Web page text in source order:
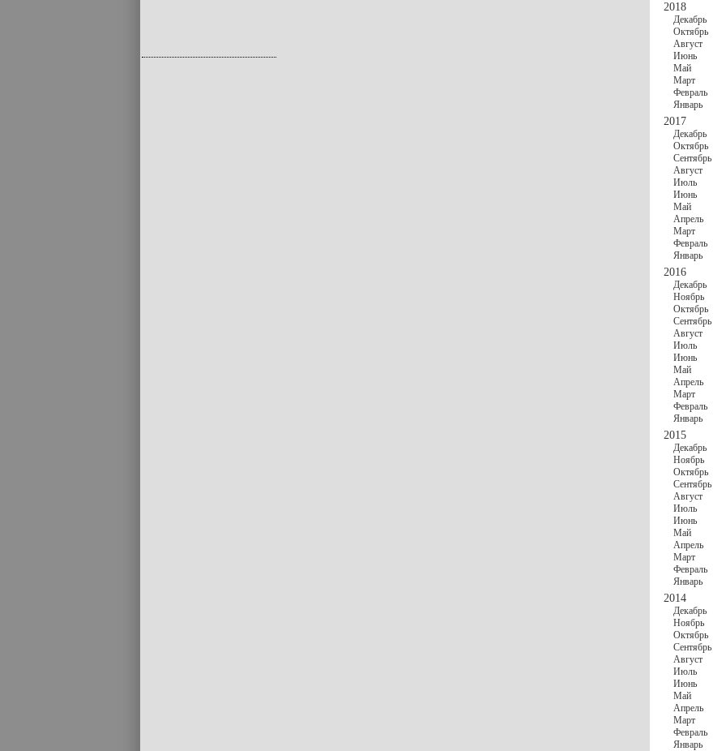
2018
Декабрь
Октябрь
Август
Июнь
Май
Март
Февраль
Январь
2017
Декабрь
Октябрь
Сентябрь
Август
Июль
Июнь
Май
Апрель
Март
Февраль
Январь
2016
Декабрь
Ноябрь
Октябрь
Сентябрь
Август
Июль
Июнь
Май
Апрель
Март
Февраль
Январь
2015
Декабрь
Ноябрь
Октябрь
Сентябрь
Август
Июль
Июнь
Май
Апрель
Март
Февраль
Январь
2014
Декабрь
Ноябрь
Октябрь
Сентябрь
Август
Июль
Июнь
Май
Апрель
Март
Февраль
Январь